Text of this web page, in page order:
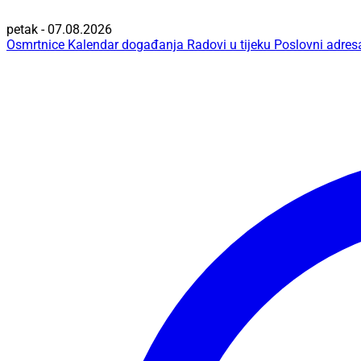
petak - 07.08.2026
Osmrtnice Kalendar događanja Radovi u tijeku Poslovni